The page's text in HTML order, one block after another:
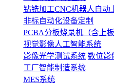
钻铣加工CNC机器人自动
非标自动化设备定制
PCBA分板烧录机（含上板
视觉影像人工智能系统
影像光学测试系统 数位影
工厂智能制造系统
MES系统